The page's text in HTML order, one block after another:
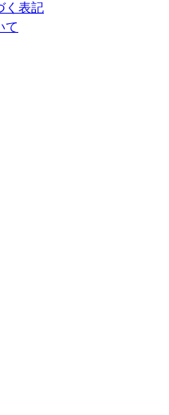
く表記
て